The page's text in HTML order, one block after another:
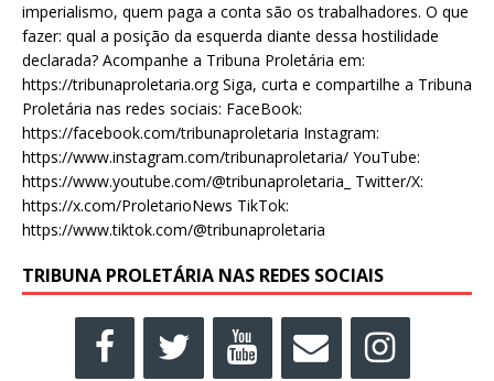
imperialismo, quem paga a conta são os trabalhadores. O que
fazer: qual a posição da esquerda diante dessa hostilidade
declarada? Acompanhe a Tribuna Proletária em:
https://tribunaproletaria.org Siga, curta e compartilhe a Tribuna
Proletária nas redes sociais: FaceBook:
https://facebook.com/tribunaproletaria Instagram:
https://www.instagram.com/tribunaproletaria/ YouTube:
https://www.youtube.com/@tribunaproletaria_ Twitter/X:
https://x.com/ProletarioNews TikTok:
https://www.tiktok.com/@tribunaproletaria
TRIBUNA PROLETÁRIA NAS REDES SOCIAIS